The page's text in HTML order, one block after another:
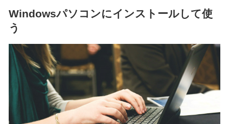
Windowsパソコンにインストールして使
う